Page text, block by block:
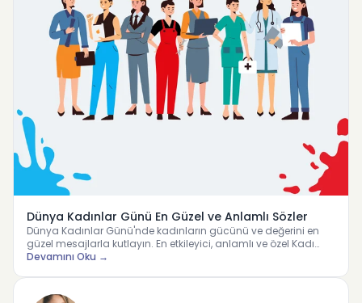
Dünya Kadınlar Günü En Güzel ve Anlamlı Sözler
Dünya Kadınlar Günü'nde kadınların gücünü ve değerini en
güzel mesajlarla kutlayın. En etkileyici, anlamlı ve özel Kadı…
Devamını Oku →